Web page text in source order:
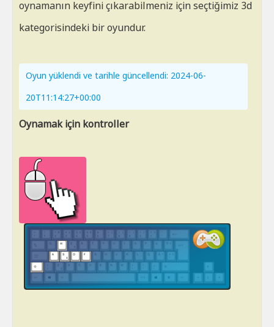
oynamanın keyfini çıkarabilmeniz için seçtiğimiz 3d
kategorisindeki bir oyundur.
Oyun yüklendi ve tarihle güncellendi: 2024-06-
20T11:14:27+00:00
Oynamak için kontroller